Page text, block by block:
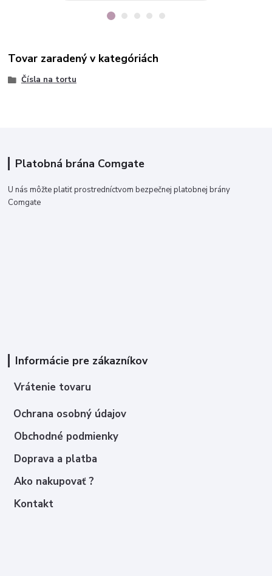
Tovar zaradený v kategóriách
Čísla na tortu
Platobná brána Comgate
U nás môžte platiť prostredníctvom bezpečnej platobnej brány
Comgate
Informácie pre zákazníkov
Vrátenie tovaru
Ochrana osobný údajov
Obchodné podmienky
Doprava a platba
Ako nakupovať ?
Kontakt